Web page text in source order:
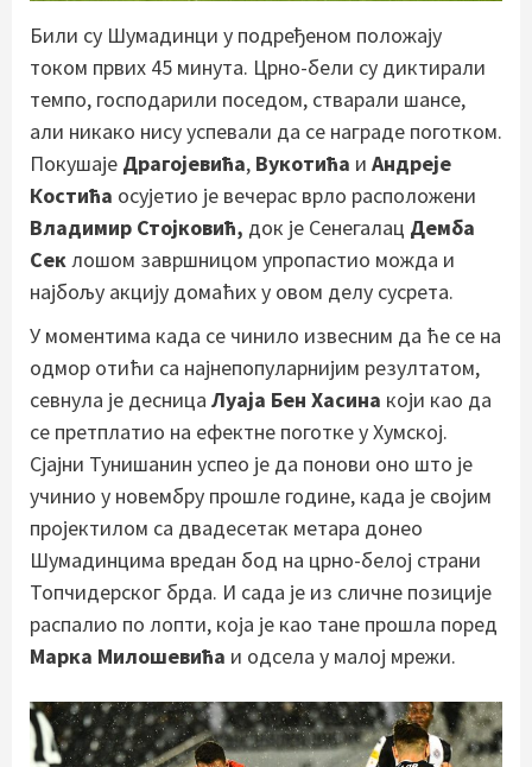
Били су Шумадинци у подређеном положају
током првих 45 минута. Црно-бели су диктирали
темпо, господарили поседом, стварали шансе,
али никако нису успевали да се награде поготком.
Покушаје Драгојевића, Вукотића и Андреје
Костића осујетио је вечерас врло расположени
Владимир Стојковић, док је Сенегалац Демба
Секлошом завршницом упропастио можда и
најбољу акцију домаћих у овом делу сусрета.
У моментима када се чинило извесним да ће се на
одмор отићи са најнепопуларнијим резултатом,
севнула је десница Луаја Бен Хасина који као да
се претплатио на ефектне поготке у Хумској.
Сјајни Тунишанин успео је да понови оно што је
учинио у новембру прошле године, када је својим
пројектилом са двадесетак метара донео
Шумадинцима вредан бод на црно-белој страни
Топчидерског брда. И сада је из сличне позиције
распалио по лопти, која је као тане прошла поред
Марка Милошевића и одсела у малој мрежи.